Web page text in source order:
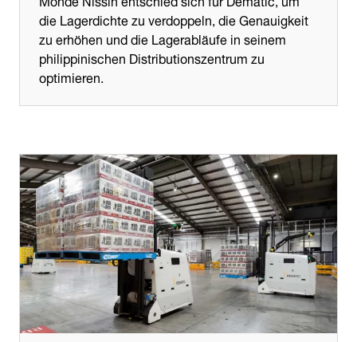
die Lagerdichte zu verdoppeln, die Genauigkeit
zu erhöhen und die Lagerabläufe in seinem
philippinischen Distributionszentrum zu
optimieren.